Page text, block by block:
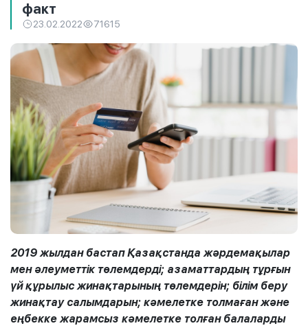
факт
23.02.2022 71615
2019жылдан бастапҚазақстанда жәрдемақылар
мен әлеуметтік төлемдерді; азаматтардың тұрғын
үй құрылыс жинақтарының төлемдерін; білім беру
жинақтау салымдарын; кәмелетке толмаған және
еңбекке жарамсыз кәмелетке толған балаларды